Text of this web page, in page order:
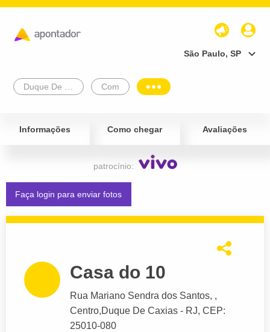
São Paulo, SP
Com
Informações Como chegar Avaliações
patrocínio:
Faça login para enviar fotos
Casa do 10
Rua Mariano Sendra dos Santos, ,
Centro,Duque De Caxias - RJ, CEP:
25010-080